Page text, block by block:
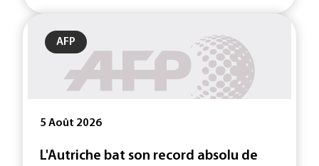
AFP
5 Août 2026
L'Autriche bat son record absolu de